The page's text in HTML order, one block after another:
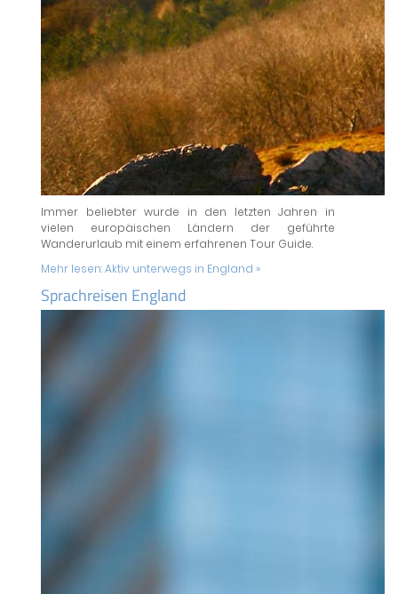
Immer beliebter wurde in den letzten Jahren in
vielen europäischen Ländern der geführte
Wanderurlaub mit einem erfahrenen Tour Guide.
Mehr lesen:Aktiv unterwegs in England »
Sprachreisen England